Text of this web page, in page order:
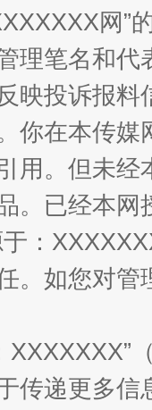
网”
理笔名和
映投诉报
你在本传
用。但未
。已经本
：
。如您对
传递更多